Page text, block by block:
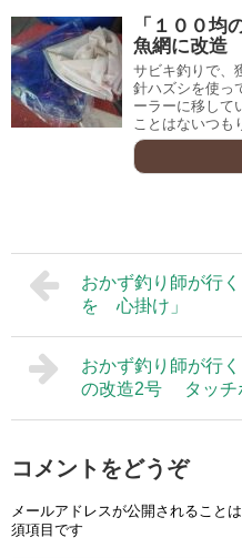
「１００均
魚網に改造
サビキ釣りで、
針ハズシを使っ
ーラーに移して
ことはないつも
おかず釣り師が行
を 心掛け」
おかず釣り師が行
の改造2号 タッチ
コメントをどうぞ
メールアドレスが公開されることは
須項目です